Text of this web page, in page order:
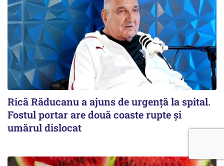
Rică Răducanu a ajuns de urgență la spital.
Fostul portar are două coaste rupte și
umărul dislocat